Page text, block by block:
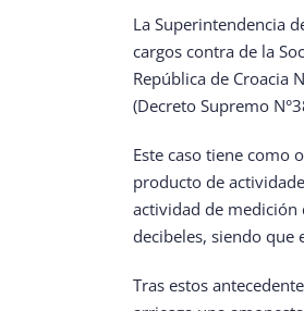
La Superintendencia
cargos contra de la
República de Croacia
(Decreto Supremo
Este caso tiene como
producto de
actividad de medición
decibeles, siendo que
Tras estos